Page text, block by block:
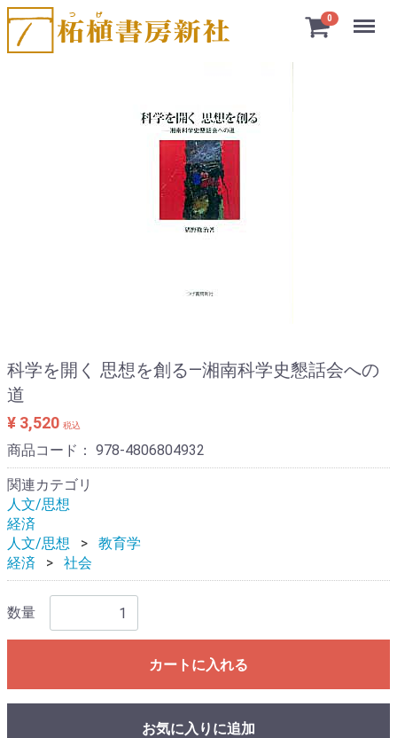
0 Menu
科学を開く 思想を創る―湘南科学史懇話会への
道
¥ 3,520 税込
商品コード： 978-4806804932
関連カテゴリ
人文/思想
経済
人文/思想
教育学
経済
社会
数量
カートに入れる
お気に入りに追加